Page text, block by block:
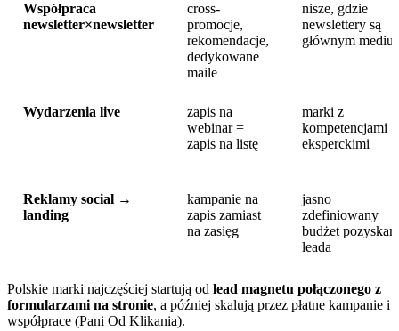
Współpraca
newsletter×newsletter
cross-
promocje,
rekomendacje,
dedykowane
maile
nisze, gdzie
newslettery są
głównym
Wydarzenia live
zapis na
webinar =
zapis na listę
marki z
kompetencjami
eksperckimi
Reklamy social →
landing
kampanie na
zapis zamiast
na zasięg
jasno
zdefiniowany
budżet
leada
Polskie marki najczęściej startują od lead magnetu połączonego z
formularzami na stronie, a później skalują przez płatne kampanie i
współprace (Pani Od Klikania).